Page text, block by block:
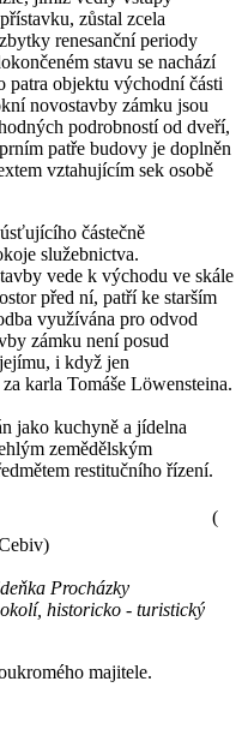
zůstal zcela
renesanční periody
stavu se nachází
patra objektu východní části
novostavby zámku jsou
podrobností od dveří,
patře budovy je doplněn
vztahujícím sek osobě
částečně
služebnictva.
vede k východu ve skále
před ní, patří ke starším
využívána pro odvod
zámku není posud
i když jen
karla Tomáše Löwensteina.
jako kuchyně a jídelna
zemědělským
restitučního řízení.
Procházky
historicko - turistický
majitele.